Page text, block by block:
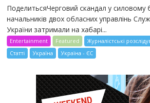
ПоделитьсяЧерговий скандал у силовому
начальників двох обласних управлінь
України затримали на хабарі...
Entertainment Featured Журналістські
Статті
Україна Україна - ЄС